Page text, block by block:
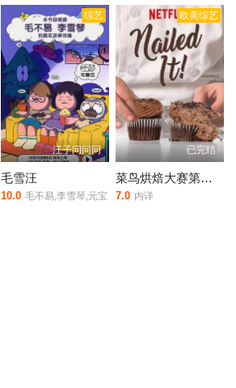
综艺
汪子问问问
毛雪汪
10.0 毛不易,李雪琴,元宝
欧美综艺
已完结
菜鸟烘焙大赛第五季
7.0 内详